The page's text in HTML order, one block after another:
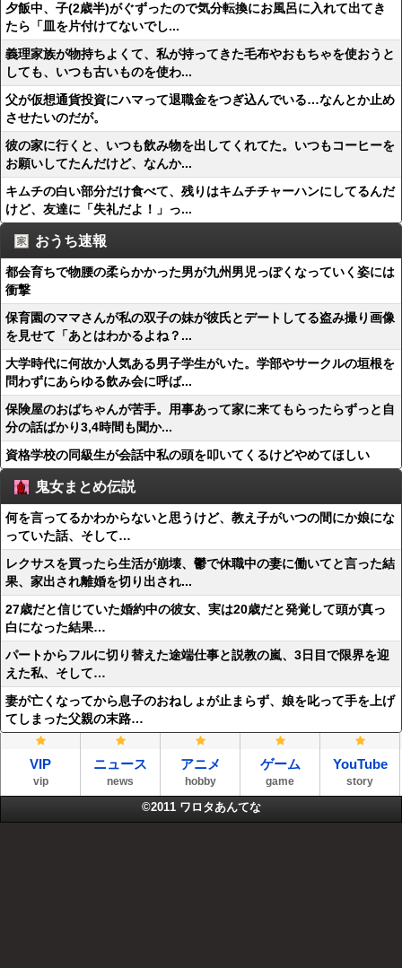
夕飯中、子(2歳半)がぐずったので気分転換にお風呂に入れて出てき
たら「皿を片付けてないでし...
義理家族が物持ちよくて、私が持ってきた毛布やおもちゃを使おうと
しても、いつも古いものを使わ...
父が仮想通貨投資にハマって退職金をつぎ込んでいる…なんとか止め
させたいのだが。
彼の家に行くと、いつも飲み物を出してくれてた。いつもコーヒーを
お願いしてたんだけど、なんか...
キムチの白い部分だけ食べて、残りはキムチチャーハンにしてるんだ
けど、友達に「失礼だよ！」っ...
おうち速報
都会育ちで物腰の柔らかかった男が九州男児っぽくなっていく姿には
衝撃
保育園のママさんが私の双子の妹が彼氏とデートしてる盗み撮り画像
を見せて「あとはわかるよね？...
大学時代に何故か人気ある男子学生がいた。学部やサークルの垣根を
問わずにあらゆる飲み会に呼ば...
保険屋のおばちゃんが苦手。用事あって家に来てもらったらずっと自
分の話ばかり3,4時間も聞か...
資格学校の同級生が会話中私の頭を叩いてくるけどやめてほしい
鬼女まとめ伝説
何を言ってるかわからないと思うけど、教え子がいつの間にか娘にな
っていた話、そして…
レクサスを買ったら生活が崩壊、鬱で休職中の妻に働いてと言った結
果、家出され離婚を切り出され...
27歳だと信じていた婚約中の彼女、実は20歳だと発覚して頭が真っ
白になった結果…
パートからフルに切り替えた途端仕事と説教の嵐、3日目で限界を迎
えた私、そして…
妻が亡くなってから息子のおねしょが止まらず、娘を叱って手を上げ
てしまった父親の末路…
VIP
vip
ニュース
news
アニメ
hobby
ゲーム
game
YouTube
story
©2011 ワロタあんてな